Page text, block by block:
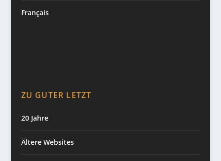
Français
ZU GUTER LETZT
20 Jahre
Ältere Websites